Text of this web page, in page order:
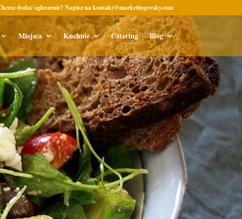
dodać ogłoszenie? Napisz na kontakt@marketingovsky.com
Miejsca Kuchnie Catering Blog